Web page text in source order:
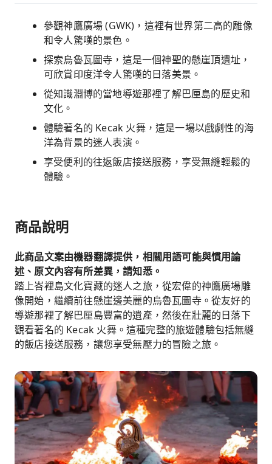
參觀神鷹廣場 (GWK)，這裡有世界第二高的雕像
和令人驚嘆的景色。
探索烏魯瓦圖寺，這是一個神聖的懸崖頂遺址，
可欣賞印度洋令人驚嘆的日落美景。
從知識淵博的當地導遊那裡了解巴厘島的歷史和
文化。
體驗著名的 Kecak 火舞，這是一場以戲劇性的海
洋為背景的迷人表演。
享受便利的往返飯店接送服務，享受無縫輕鬆的
體驗。
商品說明
此商品文案由機器翻譯提供，相關用語可能與慣用論
述、原文內容有所差異，請知悉。
踏上峇裡島文化寶藏的迷人之旅，從宏偉的神鷹廣場雕
像開始，繼續前往懸崖邊美麗的烏魯瓦圖寺。從友好的
導遊那裡了解巴厘島豐富的遺產，然後在壯麗的日落下
觀看著名的 Kecak 火舞。這種完整的旅遊體驗包括無縫
的飯店接送服務，讓您享受無壓力的冒險之旅。